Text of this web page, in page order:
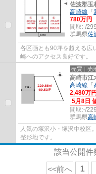
佐波郡
高崎線 「
780万円
間取:-/
群馬県佐
各区画とも90坪を超える広
崎へのアクセス良好です。
売買｜売
高崎市江
高崎線 「
2,480万円
5月8日
間取:-/
群馬県高
人気の塚沢小・塚沢中校区
整形地です。
該当公開件
<<前へ 1